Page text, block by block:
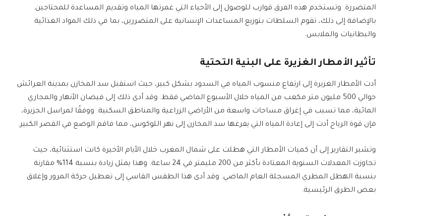
المتضررة. وتستخدم هذه الفرق قوارب للوصول إلى الأحياء التي غمرتها المياه وتقديم المساعدة للمحتاجين.
بالإضافة إلى ذلك، تقوم السلطات بتوزيع المساعدات الإنسانية على المتضررين، بما في ذلك المواد الغذائية
والبطانيات والملابس.
تأثير الأمطار الغزيرة على البنية التحتية
أدت الأمطار الغزيرة إلى ارتفاع منسوب المياه في السدود بشكل كبير، حيث استقبل سد المخازن بمدينة العرائش
حوالي 500 مليون متر مكعب من المياه خلال الأسبوع الماضي فقط. وقد أدى ذلك إلى فيضان الأنهار والمجاري
المائية، مما تسبب في إغراق مساحات واسعة من الأراضي الزراعية والمناطق السكنية. ووفقًا لمراسل الجزيرة،
فإن قوة الرياح أدت إلى إعادة المياه التي يفرغها سد المخازن إلى نهر اللوكوس، مما فاقم الوضع في القصر الكبير.
وتشير التقارير إلى أن كميات الأمطار التي هطلت على شمال المغرب خلال الأيام الأخيرة كانت استثنائية، حيث
تجاوزت المعدلات السنوية المعتادة بأكثر من 200 مليمتر في 24 ساعة. وهذا يمثل زيادة بنسبة 114% مقارنة
بنسبة الهطل المطري المسجلة العام الماضي. وقد أدى هذا الطقس القاسي إلى تعطيل حركة المرور وإغلاق
بعض الطرق الرئيسية.